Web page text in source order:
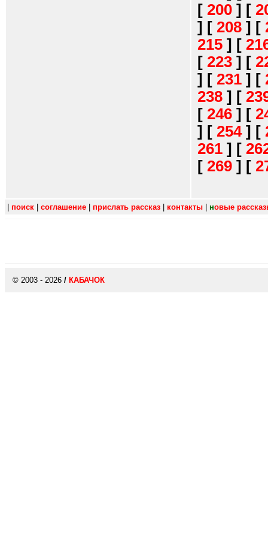
[ 200 ] [
] [ 208 ] [
215 ] [
[ 223 ] [
] [ 231 ] [
238 ] [
[ 246 ] [
] [ 254] [
261 ] [
[ 269 ] [
поиск соглашение прислать рассказ контакты новые
© 2003 - 2026 / КАБАЧОК